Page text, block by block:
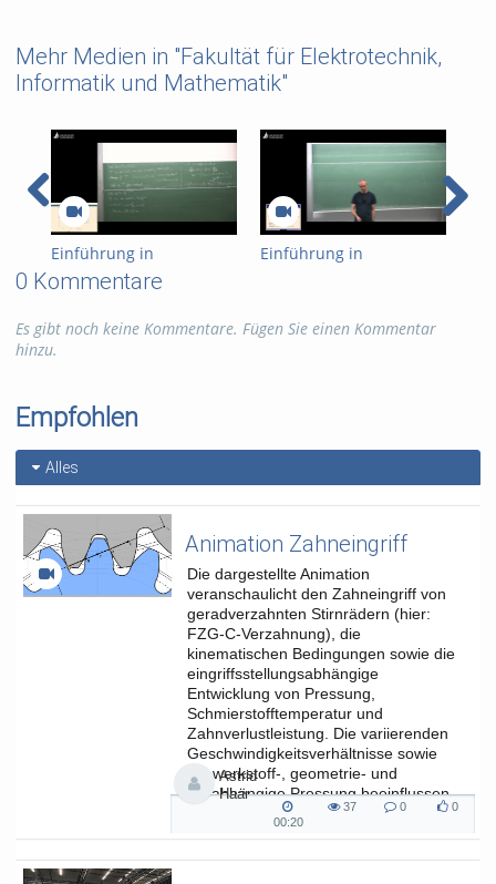
Mehr Medien in "Fakultät für Elektrotechnik,
Informatik und Mathematik"
Einführung in
Kryptographie (in
English) 15
Einführung in
0 Kommentare
Es gibt noch keine Kommentare. Fügen Sie einen Kommentar
hinzu.
Empfohlen
Alles
Animation Zahneingriff
Die dargestellte Animation
veranschaulicht den Zahneingriff von
geradverzahnten Stirnrädern (hier:
FZG-C-Verzahnung), die
kinematischen Bedingungen sowie die
eingriffsstellungsabhängige
Entwicklung von Pressung,
Schmierstofftemperatur und
Zahnverlustleistung. Die variierenden
Geschwindigkeitsverhältnisse sowie
die werkstoff-, geometrie- und
lastabhängige Pressung beeinflussen
Astrid
Haar
00:20
00:20
37
views
0
Kommentare
0
likes